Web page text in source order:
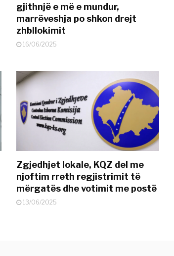
gjithnjë e më e mundur,
marrëveshja po shkon drejt
zhbllokimit
16/06/2025
Zgjedhjet lokale, KQZ del me
njoftim rreth regjistrimit të
mërgatës dhe votimit me postë
13/06/2025